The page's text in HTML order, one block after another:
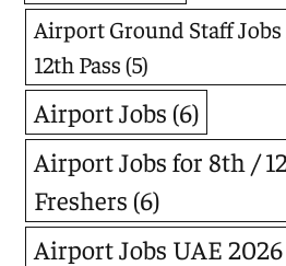
Airport Ground Staff
12th Pass(5)
Airport Jobs (6)
Airport Jobs for 8th /
Freshers (6)
Airport Jobs UAE